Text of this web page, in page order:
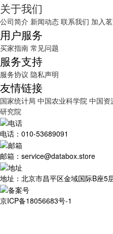
关于我们
公司简介 新闻动态 联系我们 加入
用户服务
买家指南 常见问题
服务支持
服务协议 隐私声明
友情链接
国家统计局 中国农业科学院 中国资
研究院
电话：010-53689091
邮箱：service@databox.store
地址：北京市昌平区金域国际B座5
京ICP备18056683号-1